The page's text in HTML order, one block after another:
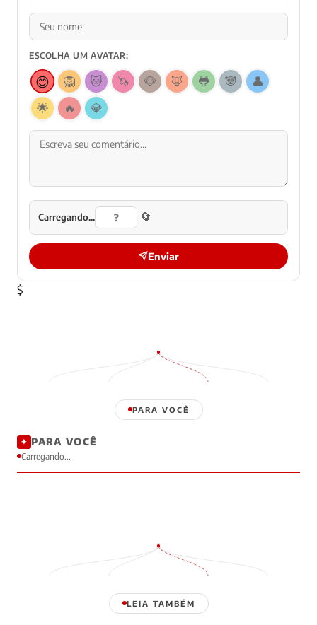
ESCOLHA UM AVATAR:
😊 🦁 🐱 🦄 🐶 🦊 🐸 🐼
👤
🌟
🔥 💎
Carregando... 🔄
Enviar
$
PARA VOCÊ
✦ PARA VOCÊ
Carregando...
LEIA TAMBÉM